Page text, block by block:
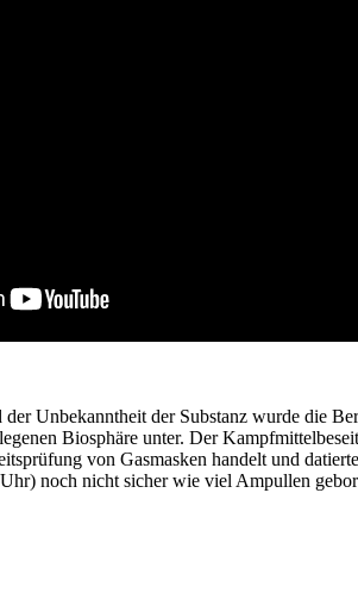
Unbekanntheit der Substanz wurde die
Biosphäre unter. Der
von Gasmasken handelt und
noch nicht sicher wie viel Ampullen